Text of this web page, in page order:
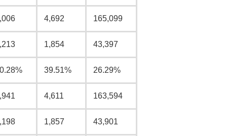
4,692 165,099
1,854 43,397
39.51% 26.29%
4,611 163,594
1,857 43,901